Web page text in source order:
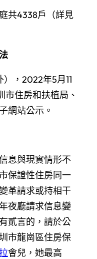
共4338戶（詳見
，2022年5月11
市住房和扶植局、
網站公示。
息與現實情形不
保證性住房同一
革請求或持相干
夜廳請求信息變
貳言的，請於公
市龍崗區住房保
會兒，她最高